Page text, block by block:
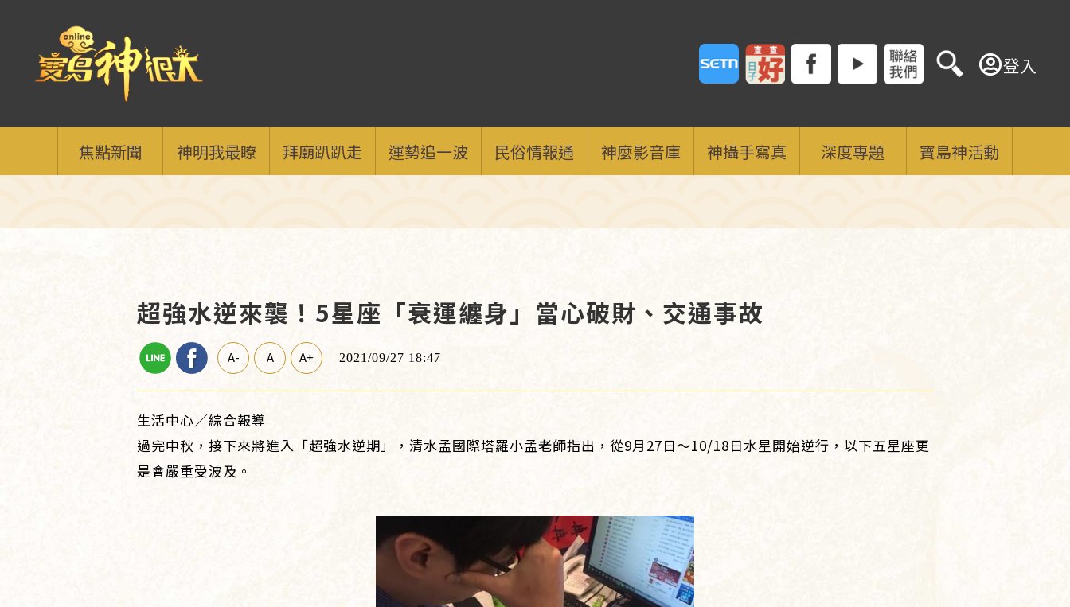
登入
焦點新聞 神明我最瞭 拜廟趴趴走 運勢追一波 民俗情報通 神麼影音庫 神攝手寫真 深度專題 寶島神活動
超強水逆來襲！5星座「衰運纏身」當心破財、交通事故
A- A A+ 2021/09/27 18:47
生活中心／綜合報導
過完中秋，接下來將進入「超強水逆期」，清水孟國際塔羅小孟老師指出，從9月27日～10/18日水星開始逆行，以下五星座更
是會嚴重受波及。